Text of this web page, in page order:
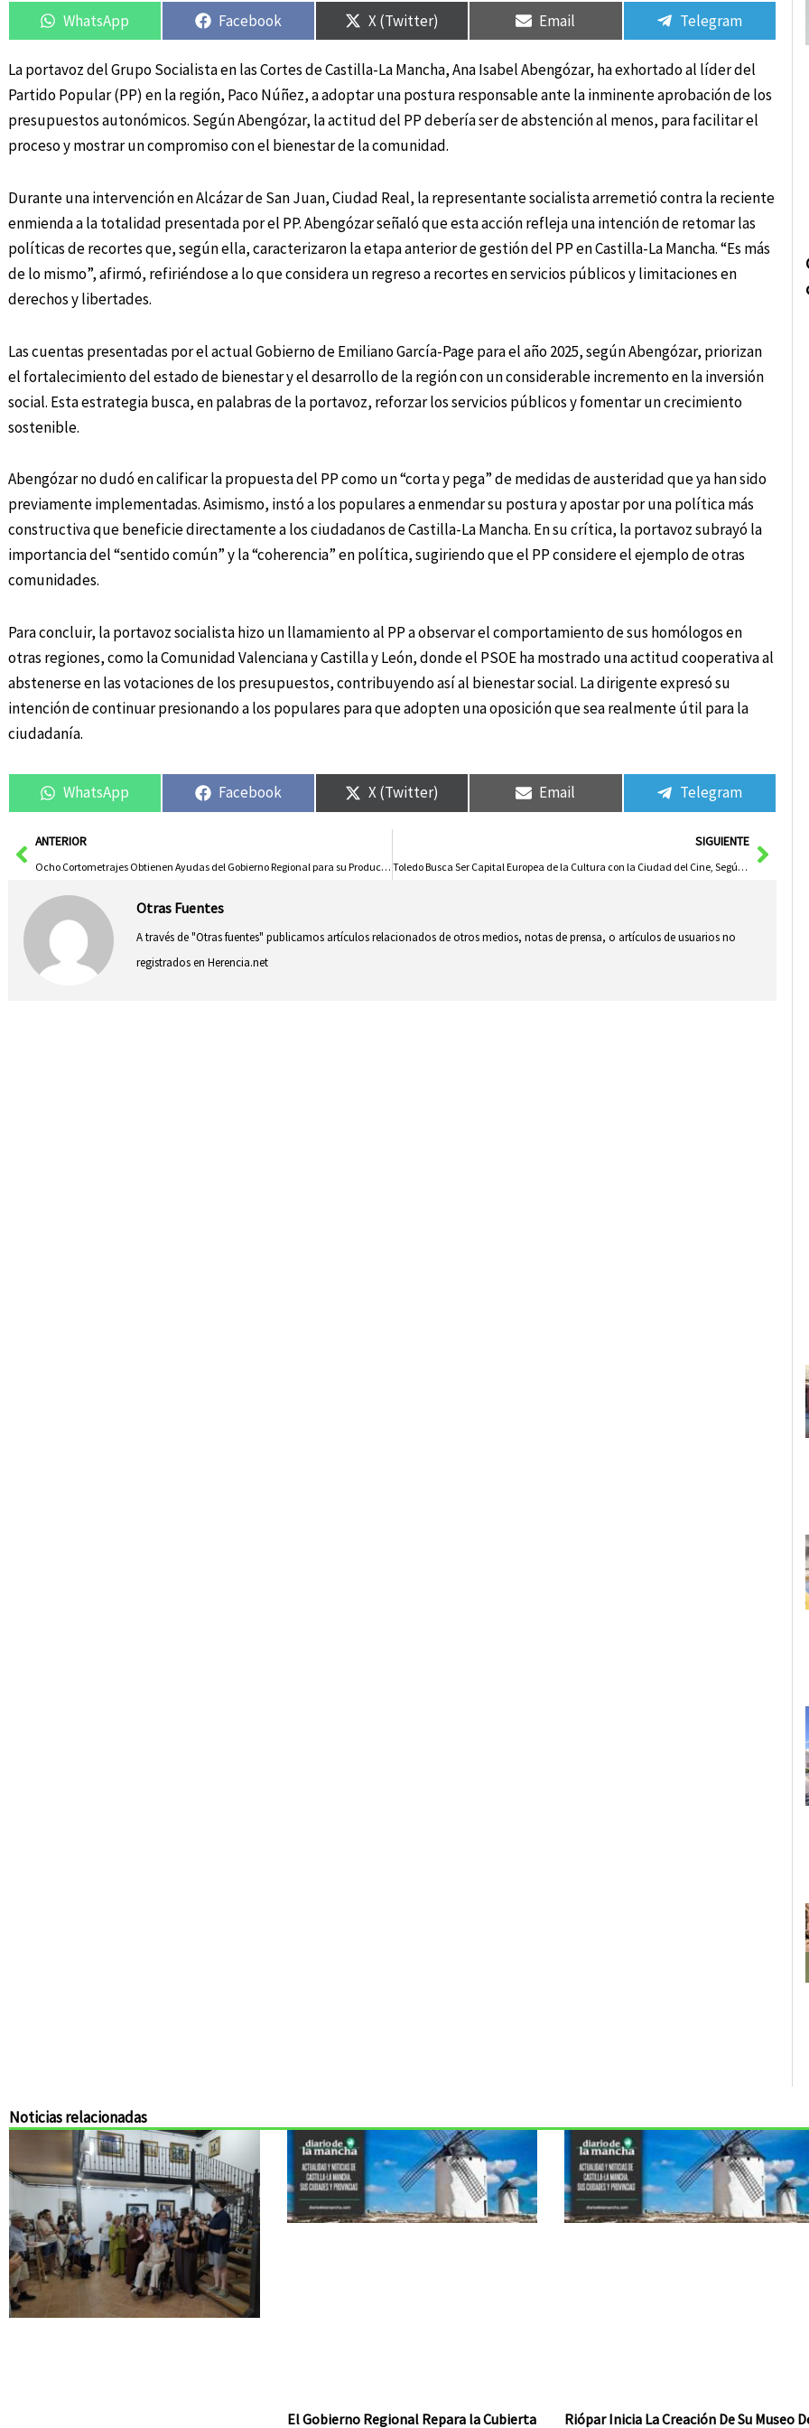
en
WhatsApp
en
Facebook
en
X (Twitter)
en
Email
en
Telegram
La portavoz del Grupo Socialista en las Cortes de Castilla-La Mancha, Ana Isabel Abengózar, ha exhortado al líder del
Partido Popular (PP) en la región, Paco Núñez, a adoptar una postura responsable ante la inminente aprobación de los
presupuestos autonómicos. Según Abengózar, la actitud del PP debería ser de abstención al menos, para facilitar el
proceso y mostrar un compromiso con el bienestar de la comunidad.
Durante una intervención en Alcázar de San Juan, Ciudad Real, la representante socialista arremetió contra la reciente
enmienda a la totalidad presentada por el PP. Abengózar señaló que esta acción refleja una intención de retomar las
políticas de recortes que, según ella, caracterizaron la etapa anterior de gestión del PP en Castilla-La Mancha. “Es más
de lo mismo”, afirmó, refiriéndose a lo que considera un regreso a recortes en servicios públicos y limitaciones en
derechos y libertades.
Las cuentas presentadas por el actual Gobierno de Emiliano García-Page para el año 2025, según Abengózar, priorizan
el fortalecimiento del estado de bienestar y el desarrollo de la región con un considerable incremento en la inversión
social. Esta estrategia busca, en palabras de la portavoz, reforzar los servicios públicos y fomentar un crecimiento
sostenible.
Abengózar no dudó en calificar la propuesta del PP como un “corta y pega” de medidas de austeridad que ya han sido
previamente implementadas. Asimismo, instó a los populares a enmendar su postura y apostar por una política más
constructiva que beneficie directamente a los ciudadanos de Castilla-La Mancha. En su crítica, la portavoz subrayó la
importancia del “sentido común” y la “coherencia” en política, sugiriendo que el PP considere el ejemplo de otras
comunidades.
Para concluir, la portavoz socialista hizo un llamamiento al PP a observar el comportamiento de sus homólogos en
otras regiones, como la Comunidad Valenciana y Castilla y León, donde el PSOE ha mostrado una actitud cooperativa al
abstenerse en las votaciones de los presupuestos, contribuyendo así al bienestar social. La dirigente expresó su
intención de continuar presionando a los populares para que adopten una oposición que sea realmente útil para la
ciudadanía.
en
WhatsApp
en
Facebook
en
X (Twitter)
en
Email
en
Telegram
AntANTERIOR
Ocho Cortometrajes Obtienen Ayudas del Gobierno Regional para su Producción
SIGUIENTE
Toledo Busca Ser Capital Europea de la Cultura con la Ciudad del Cine, Según Velázquez
Otras Fuentes
A través de "Otras fuentes" publicamos artículos relacionados de otros medios, notas de prensa, o artículos de usuarios no
registrados en Herencia.net
Noticias relacionadas
El Gobierno Regional Repara la Cubierta Riópar Inicia La Creación De Su Museo